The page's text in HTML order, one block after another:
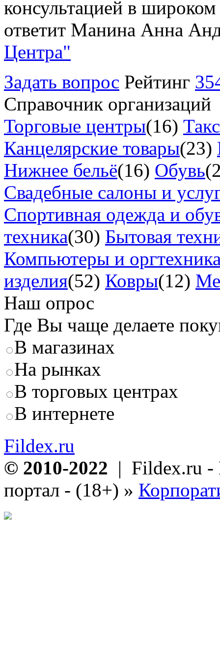
консультацией в
ответит Манина Анна
Центра"
Задать вопрос Рейтинг
Справочник организаций
Торговые центры(16)
Канцелярские товары(23)
Нижнее бельё(16) Обувь
Свадебные салоны и
Спортивная одежда и
техника(30) Бытовая
Компьютеры и
изделия(52) Ковры(12)
Наш опрос
Где Вы чаще делаете
В магазинах
На рынках
В торговых центрах
В интернете
Fildex.ru
© 2010-2022 | Fildex.ru -
портал - (18+) »